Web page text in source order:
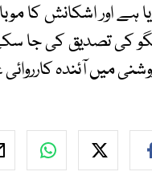
ہے اور اشکانش کا
کی تصدیق کی جا
میں آئندہ